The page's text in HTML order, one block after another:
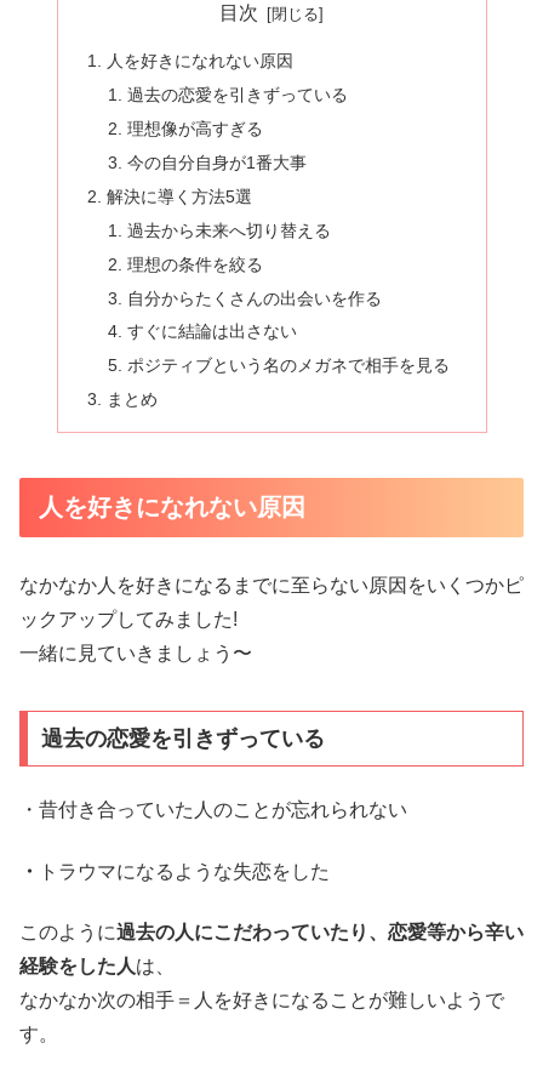
目次
人を好きになれない原因
過去の恋愛を引きずっている
理想像が高すぎる
今の自分自身が1番大事
解決に導く方法5選
過去から未来へ切り替える
理想の条件を絞る
自分からたくさんの出会いを作る
すぐに結論は出さない
ポジティブという名のメガネで相手を見る
まとめ
人を好きになれない原因
なかなか人を好きになるまでに至らない原因をいくつかピ
ックアップしてみました!
一緒に見ていきましょう〜
過去の恋愛を引きずっている
・昔付き合っていた人のことが忘れられない
・ トラウマになるような失恋をした
このように過去の人にこだわっていたり、恋愛等から辛い
経験をした人は、
なかなか次の相手＝人を好きになることが難しいようで
す。